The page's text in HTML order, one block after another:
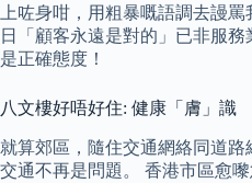
上咗身咁，用粗暴嘅語調去謾
日「顧客永遠是對的」已非服
是正確態度！
八文樓好唔好住: 健康「膚」識
就算郊區，隨住交通網絡同道路
交通不再是問題。 香港市區愈